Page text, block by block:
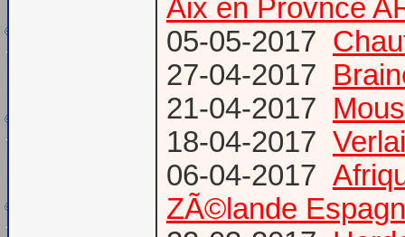
Aix en Provnce
05-05-2017
27-04-2017
21-04-2017
18-04-2017
06-04-2017
ZÃ©lande